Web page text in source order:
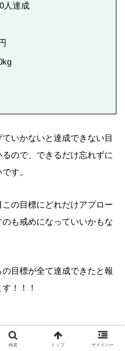
人達成
いかないと達成できない目
ので、できるだけ忘れずに
す。
の目標にどれだけアプロー
も戒めになっていいかもな
目標が全て達成できたと報
！！！
検索 トップ サイドバー